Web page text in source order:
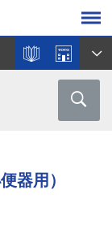
器用）